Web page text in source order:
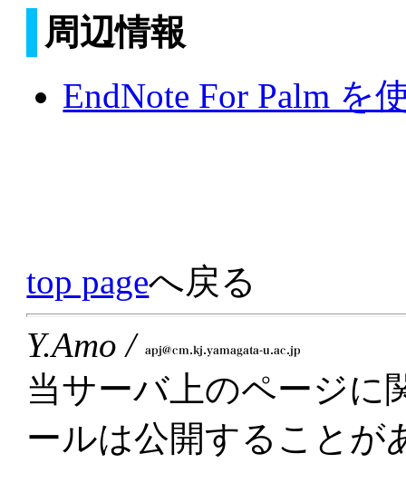
周辺情報
EndNote For Palm を
top pageへ戻る
Y.Amo /
当サーバ上のページに
ールは公開することが